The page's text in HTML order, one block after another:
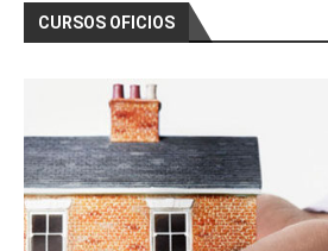
CURSOS OFICIOS